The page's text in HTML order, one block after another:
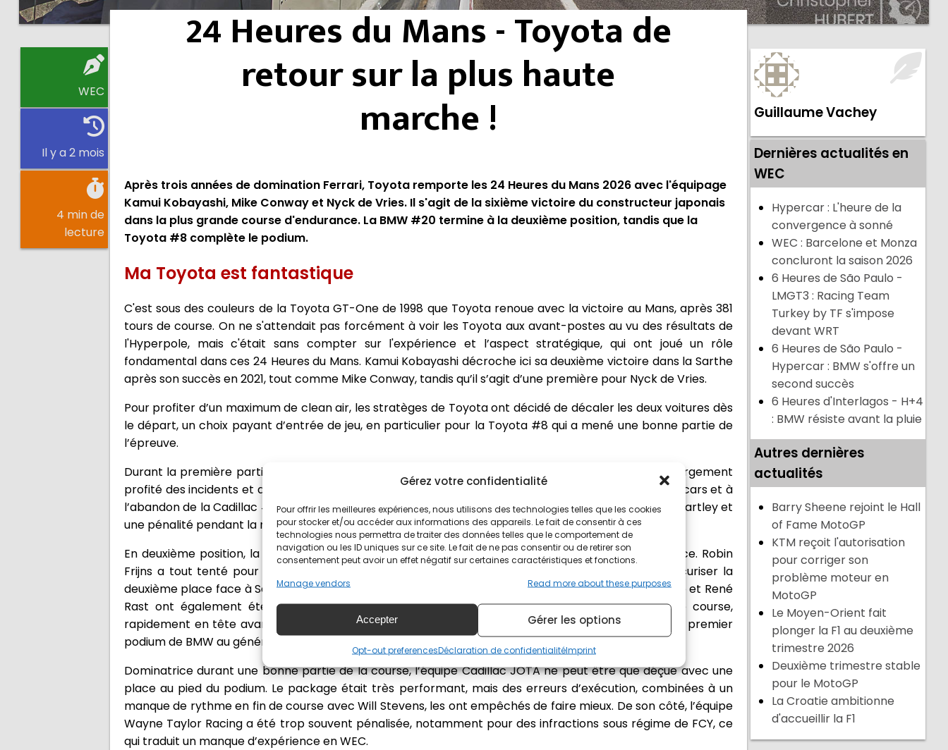
Gérez votre confidentialité
Pour offrir les meilleures expériences, nous utilisons des technologies telles que les cookies
pour stocker et/ou accéder aux informations des appareils. Le fait de consentir à ces
technologies nous permettra de traiter des données telles que le comportement de
navigation ou les ID uniques sur ce site. Le fait de ne pas consentir ou de retirer son
consentement peut avoir un effet négatif sur certaines caractéristiques et fonctions.
Manage vendors
Read more about these purposes
Accepter Gérer les options
Opt-out preferencesDéclaration de confidentialitéImprint
WEC
Il y a 2 mois
4 min de
lecture
24 Heures du Mans - Toyota de
retour sur la plus haute
marche !
Après trois années de domination Ferrari, Toyota remporte les 24 Heures du Mans 2026 avec l'équipage
Kamui Kobayashi, Mike Conway et Nyck de Vries. Il s'agit de la sixième victoire du constructeur japonais
dans la plus grande course d'endurance. La BMW #20 termine à la deuxième position, tandis que la
Toyota #8 complète le podium.
Ma Toyota est fantastique
C'est sous des couleurs de la Toyota GT-One de 1998 que Toyota renoue avec la victoire au Mans, après 381
tours de course. On ne s'attendait pas forcément à voir les Toyota aux avant-postes au vu des résultats de
l'Hyperpole, mais c'était sans compter sur l'expérience et l’aspect stratégique, qui ont joué un rôle
fondamental dans ces 24 Heures du Mans. Kamui Kobayashi décroche ici sa deuxième victoire dans la Sarthe
après son succès en 2021, tout comme Mike Conway, tandis qu’il s’agit d’une première pour Nyck de Vries.
Pour profiter d’un maximum de clean air, les stratèges de Toyota ont décidé de décaler les deux voitures dès
le départ, un choix payant d’entrée de jeu, en particulier pour la Toyota #8 qui a mené une bonne partie de
l’épreuve.
Durant la première partie de course, la Toyota #7 était plutôt en retrait, mais dans la nuit, elle a largement
profité des incidents et des abandons pour combler son retard, notamment grâce aux deux safety cars et à
l’abandon de la Cadillac #38. La Toyota #8 a, de son côté, manqué de maîtrise avec une erreur de Hartley et
une pénalité pendant la nuit, qui l’a fait rétrograder au classement.
En deuxième position, la BMW #20 n’a clairement pas démérité avec un trio de pilotes très efficace. Robin
Frijns a tout tenté pour revenir sur Kobayashi en fin de course, en vain, mais il est parvenu à sécuriser la
deuxième place face à Sébastien Buemi sur la Toyota #8, troisième à l’arrivée. Sheldon van der Linde et René
Rast ont également été très solides tout au long de l’épreuve, notamment Rast en début de course,
rapidement en tête avant d’être pénalisé par le premier safety car au début de la nuit. Il s’agit du premier
podium de BMW au général au Mans depuis la victoire de 1999.
Dominatrice durant une bonne partie de la course, l’équipe Cadillac JOTA ne peut être que déçue avec une
place au pied du podium. Le package était très performant, mais des erreurs d’exécution, combinées à un
manque de rythme en fin de course avec Will Stevens, les ont empêchés de faire mieux. De son côté, l’équipe
Wayne Taylor Racing a été trop souvent pénalisée, notamment pour des infractions sous régime de FCY, ce
qui traduit un manque d’expérience en WEC.
Guillaume Vachey
Dernières actualités en
WEC
Hypercar : L'heure de la
convergence à sonné
WEC : Barcelone et Monza
concluront la saison 2026
6 Heures de São Paulo -
LMGT3 : Racing Team
Turkey by TF s'impose
devant WRT
6 Heures de São Paulo -
Hypercar : BMW s'offre un
second succès
6 Heures d'Interlagos - H+4
: BMW résiste avant la pluie
Autres dernières
actualités
Barry Sheene rejoint le Hall
of Fame MotoGP
KTM reçoit l'autorisation
pour corriger son
problème moteur en
MotoGP
Le Moyen-Orient fait
plonger la F1 au deuxième
trimestre 2026
Deuxième trimestre stable
pour le MotoGP
La Croatie ambitionne
d'accueillir la F1